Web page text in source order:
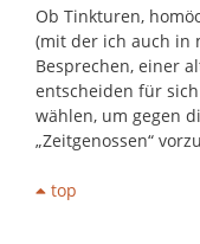
Ob Tinkturen,
(mit der ich auch in
Besprechen, einer
entscheiden für
wählen, um gegen
„Zeitgenossen“
top